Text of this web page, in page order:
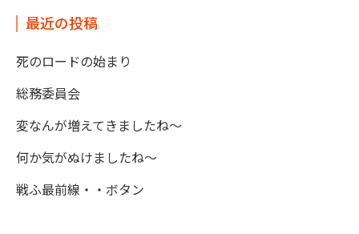
最近の投稿
死のロードの始まり
総務委員会
変なんが増えてきましたね～
何か気がぬけましたね～
戦ふ最前線・・ボタン